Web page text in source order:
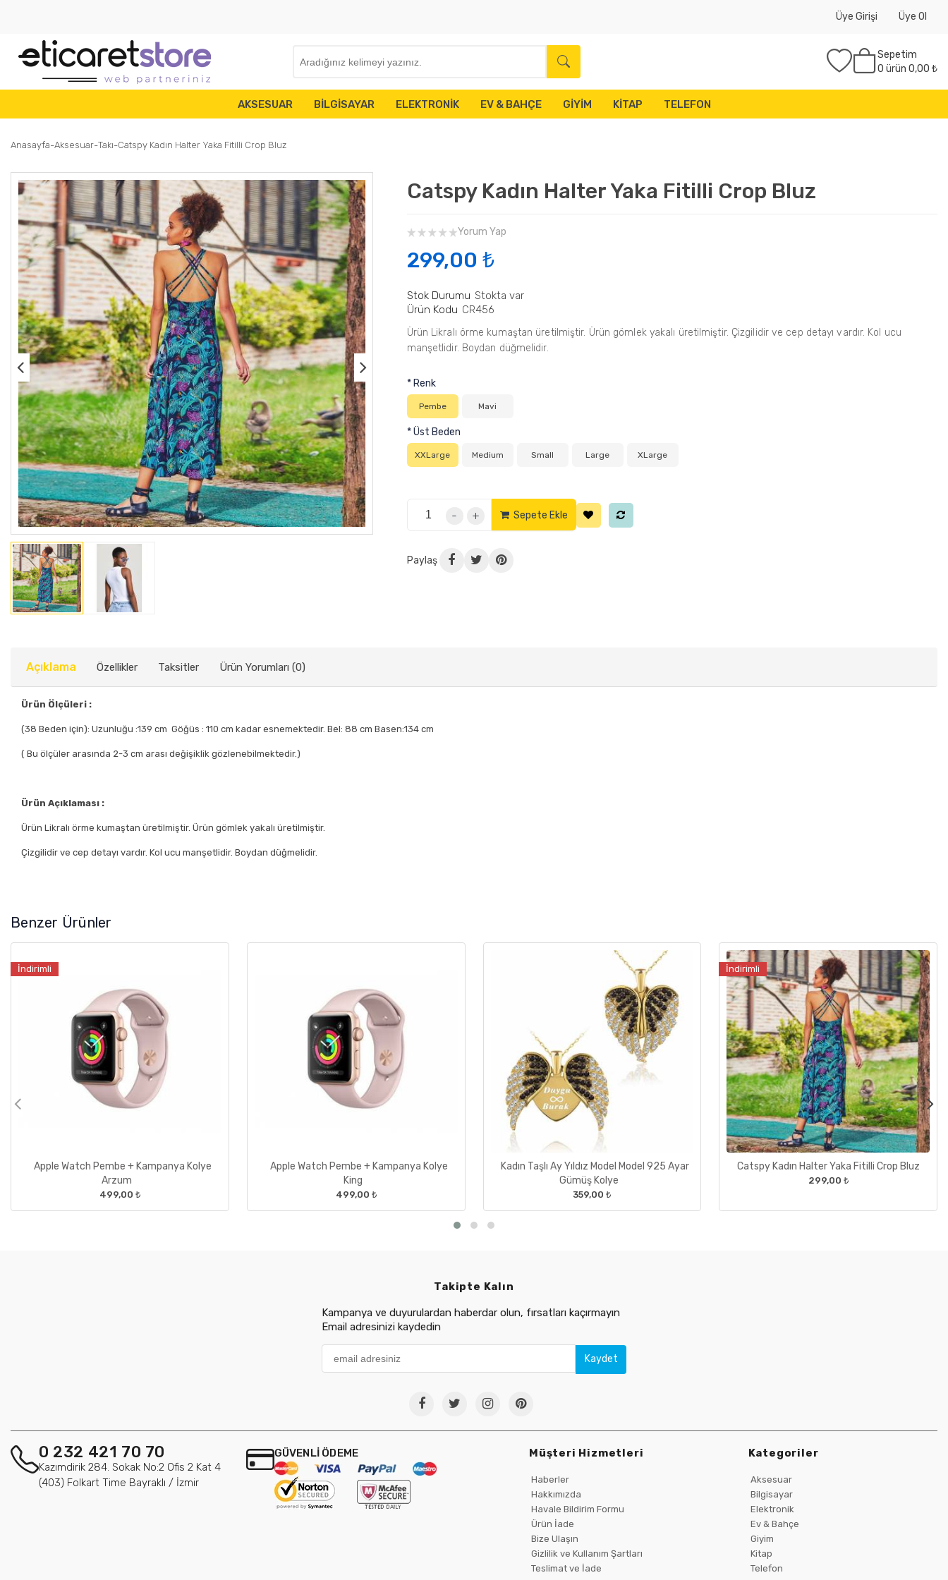
Üye Girişi Üye Ol
Sepetim
0 ürün 0,00 ₺
AKSESUAR BILGISAYAR ELEKTRONIK EV & BAHÇE GIYIM KITAP TELEFON
Anasayfa Aksesuar Takı Catspy Kadın Halter Yaka Fitilli Crop Bluz
Catspy Kadın Halter Yaka Fitilli Crop Bluz
Yorum Yap
299,00 ₺
Ürün Kodu CR456
Stok Durumu Stokta var
Ürün Likralı örme kumaştan üretilmiştir. Ürün gömlek yakalı üretilmiştir. Çizgilidir ve cep detayı vardır. Kol ucu
manşetlidir. Boydan düğmelidir.
*Renk
Pembe Mavi
*Üst Beden
XXLarge Medium Small Large XLarge
- + Sepete Ekle
Paylaş
Açıklama Özellikler Taksitler Ürün Yorumları (0)
Ürün Ölçüleri :
(38 Beden için): Uzunluğu :139 cm Göğüs : 110 cm kadar esnemektedir. Bel: 88 cm Basen:134 cm
( Bu ölçüler arasında 2-3 cm arası değişiklik gözlenebilmektedir.)
Ürün Açıklaması :
Ürün Likralı örme kumaştan üretilmiştir. Ürün gömlek yakalı üretilmiştir.
Çizgilidir ve cep detayı vardır. Kol ucu manşetlidir. Boydan düğmelidir.
Benzer Ürünler
Apple Watch Pembe + Kampanya Kolye
Arzum
499,00 ₺
İndirimli
Apple Watch Pembe + Kampanya Kolye
King
499,00 ₺
Kadın Taşlı Ay Yıldız Model Model 925 Ayar
Gümüş Kolye
359,00 ₺
Catspy Kadın Halter Yaka Fitilli Crop Bluz
299,00 ₺
İndirimli
Takipte Kalın
Kampanya ve duyurulardan haberdar olun, fırsatları kaçırmayın
Email adresinizi kaydedin
Kaydet
0 232 421 70 70
Kazımdirik 284. Sokak No:2 Ofis 2 Kat 4
(403) Folkart Time Bayraklı / İzmir
GÜVENLİ ÖDEME Müşteri Hizmetleri
Haberler
Hakkımızda
Havale Bildirim Formu
Ürün İade
Bize Ulaşın
Gizlilik ve Kullanım Şartları
Teslimat ve İade
Kategoriler
Aksesuar
Bilgisayar
Elektronik
Ev & Bahçe
Giyim
Kitap
Telefon